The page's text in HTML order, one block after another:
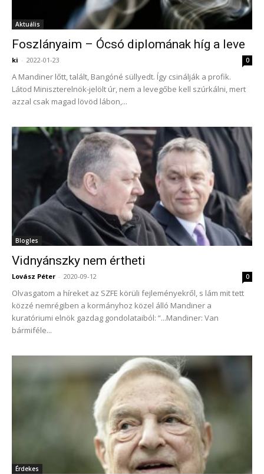
Aktuális
Foszlányaim – Ócsó diplomának híg a leve
ki - 2022-01-23 0
A Mandiner lőtt, talált, Bangóné süllyedt. Így csinálják a profik.
Látod Miniszterelnök-jelölt úr, nem a levegőbe kell szúrkálni, mert
azzal csak magad lövöd lábon,...
Blogles
Vidnyánszky nem értheti
Lovász Péter - 2020-09-12 0
Olvasgatom a híreket az SZFE körüli fejleményekről, s lám mit tett
közzé nemrégiben a kormányhoz közel álló Mandiner a
kuratóriumi elnök gazdag gondolataiból: “...Mandiner: Van
bármiféle...
Érdekes